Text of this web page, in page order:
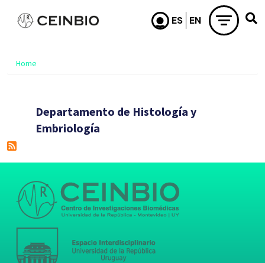
Skip to main content
Home
Departamento de Histología y
Embriología